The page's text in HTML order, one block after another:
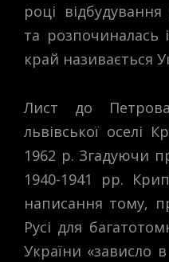
році
та розпочиналась
край називається
Лист до
львівської оселі
1962 р. Згадуючи
1940-1941 рр.
написання тому,
Русі для
України «зависло